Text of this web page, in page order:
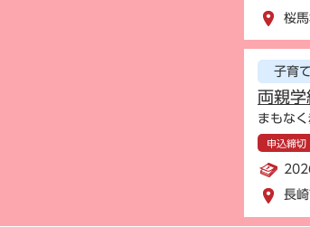
桜
子育て
両親学
まもな
申込締切
長